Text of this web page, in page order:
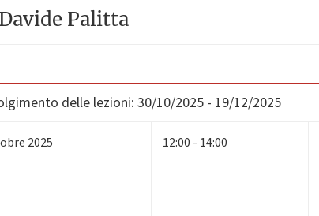
Palitta
delle lezioni: 30/10/2025 - 19/12/2025
2025 12:00 - 14:00